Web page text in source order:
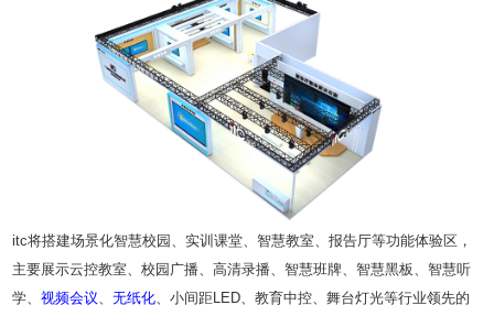
itc将搭建场景化智慧校园、实训课堂、智慧教室、报告厅等功能体验区，
主要展示云控教室、校园广播、高清录播、智慧班牌、智慧黑板、智慧听
学、 视频会议 无纸化 、小间距LED、教育中控、舞台灯光等行业领先的